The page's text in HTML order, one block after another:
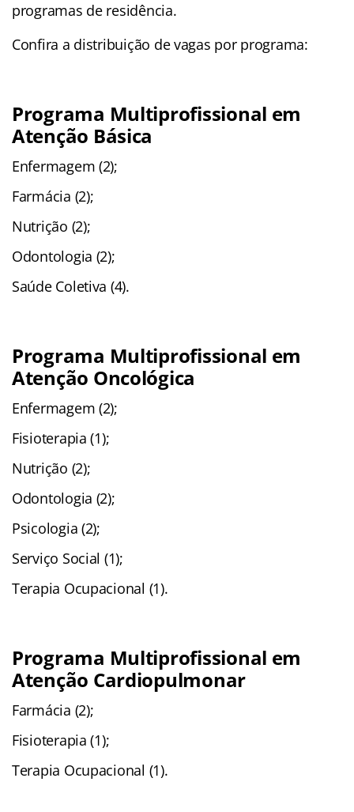
programas de residência.
Confira a distribuição de vagas por programa:
Programa Multiprofissional em
Atenção Básica
Enfermagem (2);
Farmácia (2);
Nutrição (2);
Odontologia (2);
Saúde Coletiva (4).
Programa Multiprofissional em
Atenção Oncológica
Enfermagem (2);
Fisioterapia (1);
Nutrição (2);
Odontologia (2);
Psicologia (2);
Serviço Social (1);
Terapia Ocupacional (1).
Programa Multiprofissional em
Atenção Cardiopulmonar
Farmácia (2);
Fisioterapia (1);
Terapia Ocupacional (1).